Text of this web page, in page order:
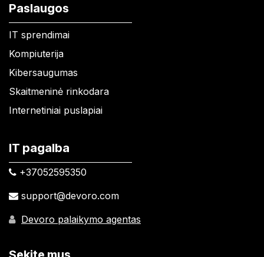
Paslaugos
IT sprendimai
Kompiuterija
Kibersaugumas
Skaitmeninė rinkodara
Internetiniai puslapiai
IT pagalba
+37052595350​
support@devoro.com
Devoro palaikymo agentas